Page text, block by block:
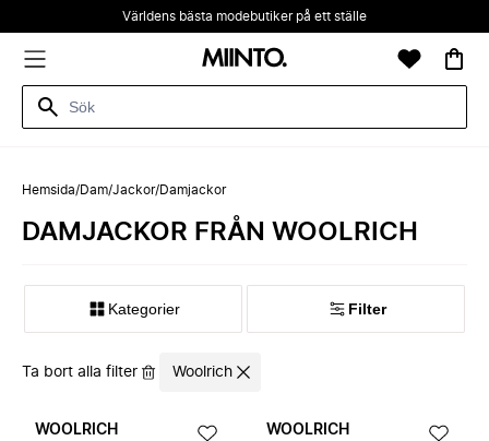
Världens bästa modebutiker på ett ställe
Hemsida/Dam/Jackor/Damjackor
DAMJACKOR FRÅN WOOLRICH
Kategorier Filter
Ta bort alla filter Woolrich
WOOLRICH WOOLRICH